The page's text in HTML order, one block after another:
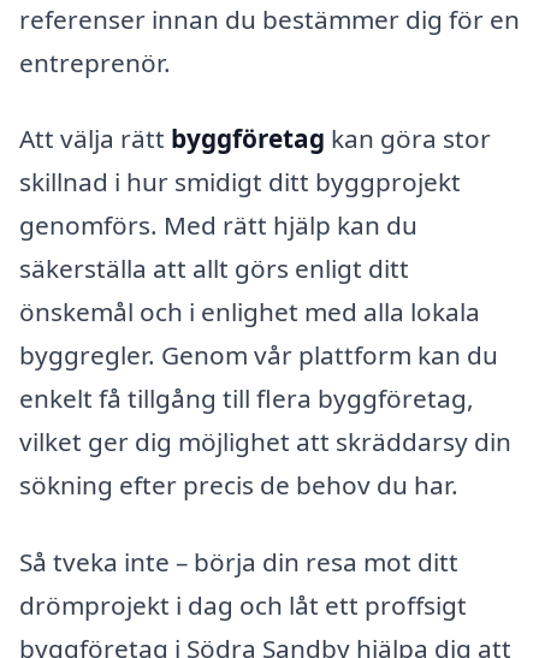
referenser innan du bestämmer dig för en
entreprenör.
Att välja rätt byggföretag kan göra stor
skillnad i hur smidigt ditt byggprojekt
genomförs. Med rätt hjälp kan du
säkerställa att allt görs enligt ditt
önskemål och i enlighet med alla lokala
byggregler. Genom vår plattform kan du
enkelt få tillgång till flera byggföretag,
vilket ger dig möjlighet att skräddarsy din
sökning efter precis de behov du har.
Så tveka inte – börja din resa mot ditt
drömprojekt i dag och låt ett proffsigt
byggföretag i Södra Sandby hjälpa dig att